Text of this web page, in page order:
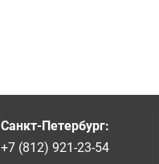
Санкт-Петербург:
+7 (812) 921-23-54